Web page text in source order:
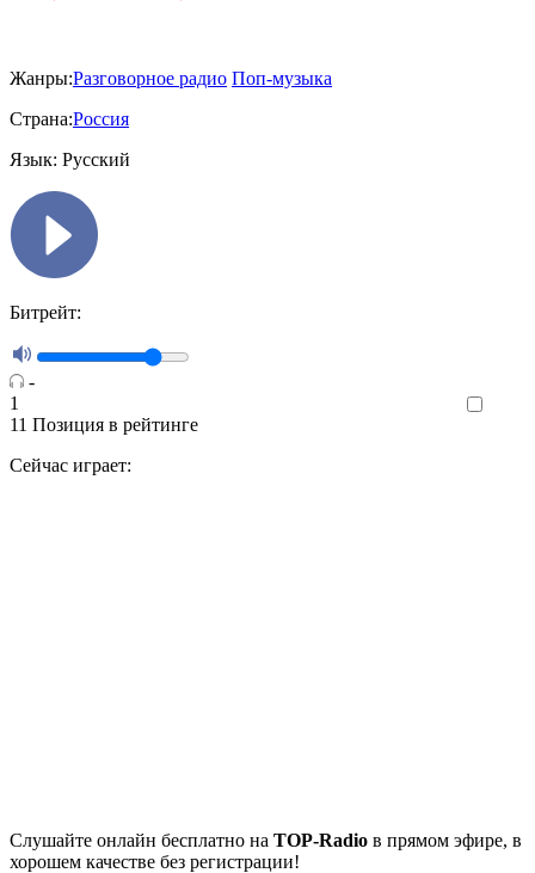
Жанры:Разговорное радио Поп-музыка
Страна:Россия
Язык: Русский
Битрейт:
-
1
11 Позиция в рейтинге
Сейчас играет:
Cлушайте онлайн бесплатно на TOP-Radio в прямом эфире, в
хорошем качестве без регистрации!